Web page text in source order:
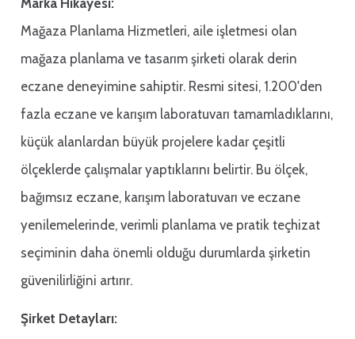
Mağaza Planlama Hizmetleri, aile işletmesi olan
mağaza planlama ve tasarım şirketi olarak derin
eczane deneyimine sahiptir. Resmi sitesi, 1.200'den
fazla eczane ve karışım laboratuvarı tamamladıklarını,
küçük alanlardan büyük projelere kadar çeşitli
ölçeklerde çalışmalar yaptıklarını belirtir. Bu ölçek,
bağımsız eczane, karışım laboratuvarı ve eczane
yenilemelerinde, verimli planlama ve pratik teçhizat
seçiminin daha önemli olduğu durumlarda şirketin
güvenilirliğini artırır.
Şirket Detayları: